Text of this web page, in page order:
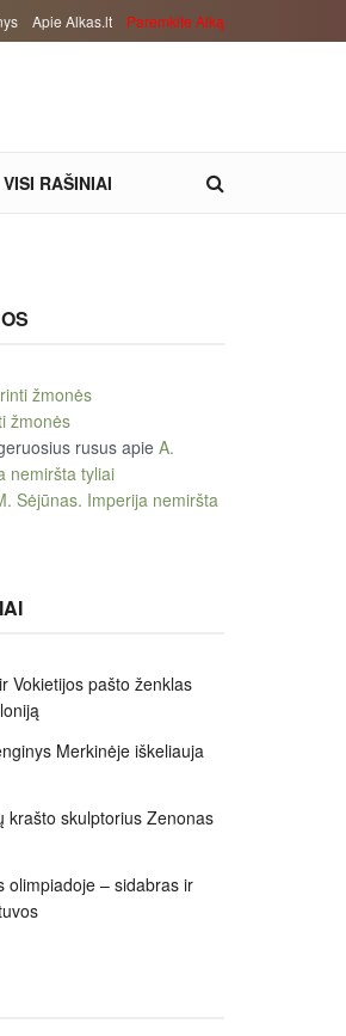
Apie Alkas.lt Paremkite Alką
VISI RAŠINIAI
žmonės
žmonės
rusus apie A.
nemiršta tyliai
Sėjūnas. Imperija nemiršta
Vokietijos pašto ženklas
Merkinėje iškeliauja
krašto skulptorius Zenonas
olimpiadoje – sidabras ir